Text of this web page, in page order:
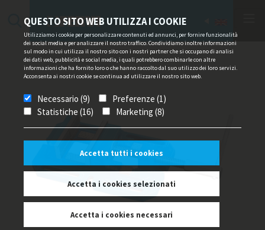
QUESTO SITO WEB UTILIZZA I COOKIE
Utilizziamo i cookie per personalizzare contenuti ed annunci, per fornire funzionalità
dei social media e per analizzare il nostro traffico. Condividiamo inoltre informazioni
sul modo in cui utilizza il nostro sito con i nostri partner che si occupano di analisi
dei dati web, pubblicità e social media, i quali potrebbero combinarle con altre
informazioni che ha fornito loro o che hanno raccolto dal suo utilizzo dei loro servizi.
Acconsenta ai nostri cookie se continua ad utilizzare il nostro sito web.
Necessario (9)
Preferenze (1)
Statistiche (16)
Marketing (8)
Accetta tutti i cookies
Accetta i cookies selezionati
Accetta i cookies necessari